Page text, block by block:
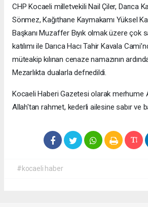
CHP Kocaeli milletvekili Nail Çiler, Darıca
Sönmez, Kağıthane Kaymakamı Yüksel
Başkanı Muzaffer Bıyık olmak üzere çok
katılımı ile Darıca Hacı Tahir Kavala
müteakip kılınan cenaze namazının
Mezarlıkta dualarla defnedildi.
Kocaeli Haberi Gazetesi olarak merhume
Allah'tan rahmet, kederli ailesine sabır ve
#kocaeli haber